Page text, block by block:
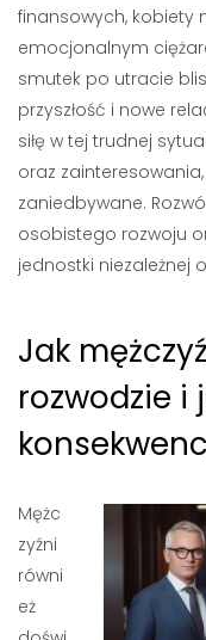
finansowych, kobiety
emocjonalnym
smutek po utracie
przyszłość i nowe
siłę w tej trudnej
oraz
zaniedbywane.
osobistego rozwoju
jednostki niezależnej
Jak
rozwodzie i
Mężc
zyźni
równi
eż